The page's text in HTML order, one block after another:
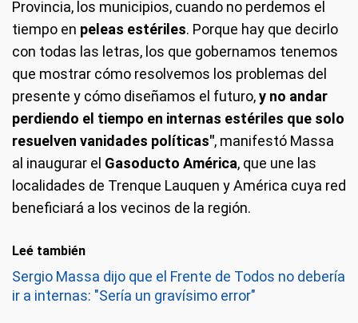
Provincia, los municipios, cuando no perdemos el
tiempo en peleas estériles. Porque hay que decirlo
con todas las letras, los que gobernamos tenemos
que mostrar cómo resolvemos los problemas del
presente y cómo diseñamos el futuro,y no andar
perdiendo el tiempo en internas estériles que solo
resuelven vanidades políticas", manifestó Massa
al inaugurar el Gasoducto América, que une las
localidades de Trenque Lauquen y América cuya red
beneficiará a los vecinos de la región.
Leé también
Sergio Massa dijo que el Frente de Todos no debería
ir a internas: "Sería un gravísimo error"